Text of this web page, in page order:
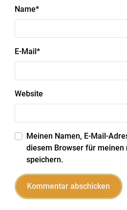
Name*
E-Mail*
Website
Meinen Namen, E-Mail-
diesem Browser für meinen
speichern.